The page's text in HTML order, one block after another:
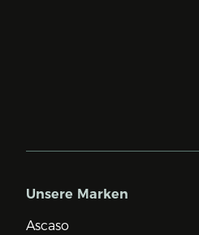
Unsere Marken
Ascaso